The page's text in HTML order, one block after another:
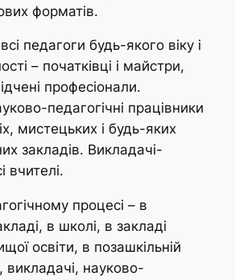
форматів.
педагоги будь-якого віку і
– початківці і майстри,
професіонали.
педагогічні працівники
мистецьких і будь-яких
закладів. Викладачі-
вчителі.
процесі – в
в школі, в закладі
освіти, в позашкільній
викладачі, науково-